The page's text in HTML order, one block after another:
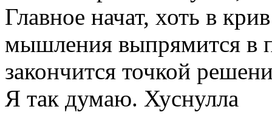
Главное начат, хоть в
мышления выпрямится в
закончится точкой
Я так думаю. Хуснулла